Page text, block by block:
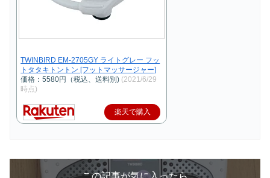
TWINBIRD EM-2705GY ライトグレー フッ
トタタキトントン [フットマッサージャー]
価格：5580円（税込、送料別) (2021/6/29
時点)
楽天で購入